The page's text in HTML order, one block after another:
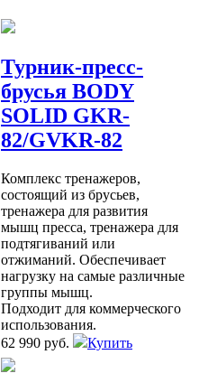
Турник-пресс-
брусья BODY
SOLID GKR-
82/GVKR-82
Комплекс тренажеров,
состоящий из брусьев,
тренажера для развития
мышц пресса, тренажера для
подтягиваний или
отжиманий. Обеспечивает
нагрузку на самые различные
группы мышц.
Подходит для коммерческого
использования.
62 990 руб.
Купить